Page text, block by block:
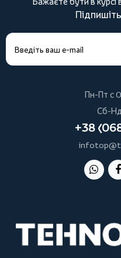
Пн-Пт с
Сб-Нд
+38